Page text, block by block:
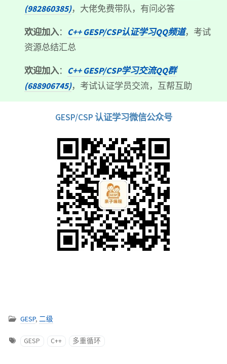
(982860385)，大佬免费带队，有问必答
欢迎加入： C++ GESP/CSP认证学习QQ频道，考试
资源总结汇总
欢迎加入： C++ GESP/CSP学习交流QQ群
(688906745)，考试认证学员交流，互帮互助
GESP/CSP 认证学习微信公众号
GESP, 二级
GESP C++ 多重循环